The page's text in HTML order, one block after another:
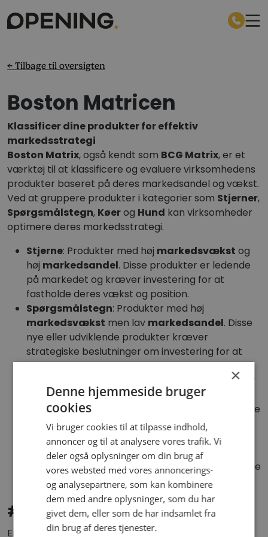
← Tilbage til oversigten
Boston Matricen
Klassificer dine produkter for effektiv
markedsstrategi
Boston Matrix, også kendt som BCG Matrix, er et
værktøj til at klassificere og evaluere virksomhedens
produkter baseret på deres markedsandel og vækst.
Ved at gruppere produkter i kategorier som Stjerner,
Spørgsmålstegn, Køerog Hund kan virksomheder
optimere deres markedsstrategi.
Stjerne: Produkter med høj markedsvækst og
høj markedsandel. Disse produkter er ledende
på markedet og kræver investering for at
fastholde deres vækst og position.
Spørgsmålstegn: Produkter med høj
markedsvækst men lav markedsandel. Disse
nye eller udviklende produkter kræver
strategiske beslutninger om investering for at
øge markedsandelen.
men lav
markedsvækst. Disse etablerede produkter
genererer stabile indtægter, men kræver mindre
investering i vækst.
Hund: Produkter med lavmarkedsandel
markedsvækst. Disse produkter kan være
kandidater til udfasning eller revidering, da de ikke
bidrager væsentligt til væksten.
#OPENING Comment
En ærlig og nøgtern vurdering af dine produkter er
×
Denne hjemmeside bruger
cookies
Vi bruger cookies til at tilpasse indhold,
annoncer og til at analysere vores trafik. Vi
deler også oplysninger om din brug af
vores websted med vores annoncerings-
og analysepartnere, som kan kombinere
dem med andre oplysninger, som du har
givet dem, eller som de har indsamlet fra
din brug af deres tjenester.